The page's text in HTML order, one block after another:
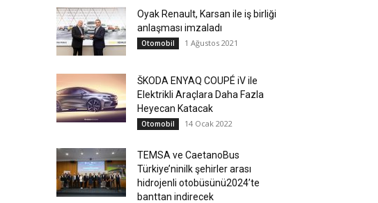
Oyak Renault, Karsan ile iş birliği
anlaşması imzaladı
Otomobil 1 Ağustos 2021
ŠKODA ENYAQ COUPÉ iV ile
Elektrikli Araçlara Daha Fazla
Heyecan Katacak
Otomobil 14 Ocak 2022
TEMSA ve CaetanoBus
Türkiye’ninilk şehirler arası
hidrojenli otobüsünü2024’te
banttan indirecek